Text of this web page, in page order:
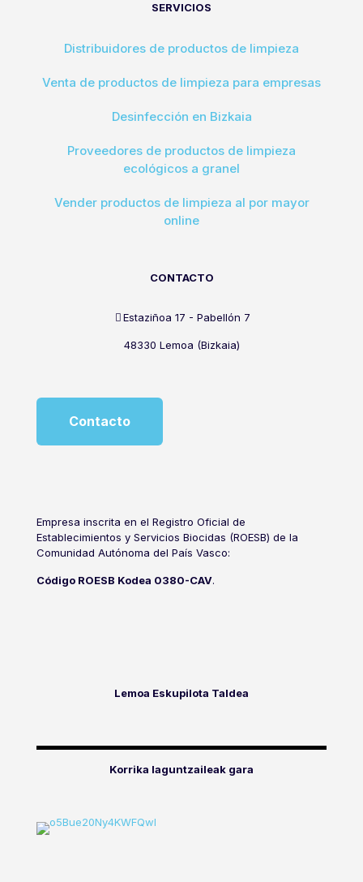
SERVICIOS
Distribuidores de productos de limpieza
Venta de productos de limpieza para empresas
Desinfección en Bizkaia
Proveedores de productos de limpieza
ecológicos a granel
Vender productos de limpieza al por mayor
online
CONTACTO
Estaziñoa 17 - Pabellón 7
48330 Lemoa (Bizkaia)
Contacto
Empresa inscrita en el Registro Oficial de
Establecimientos y Servicios Biocidas (ROESB) de la
Comunidad Autónoma del País Vasco:
Código ROESB Kodea 0380-CAV.
Lemoa Eskupilota Taldea
Korrika laguntzaileak gara